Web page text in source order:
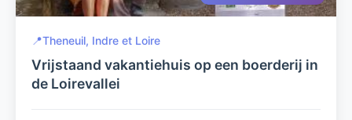
📍Theneuil, Indre et Loire
Vrijstaand vakantiehuis op een boerderij in
de Loirevallei